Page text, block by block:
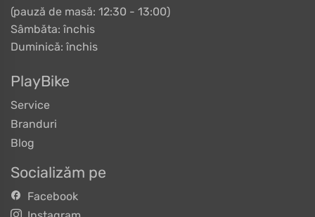
(pauză de masă: 12:30 - 13:00)
Sâmbăta: închis
Duminică: închis
PlayBike
Service
Branduri
Blog
Socializăm pe
Facebook